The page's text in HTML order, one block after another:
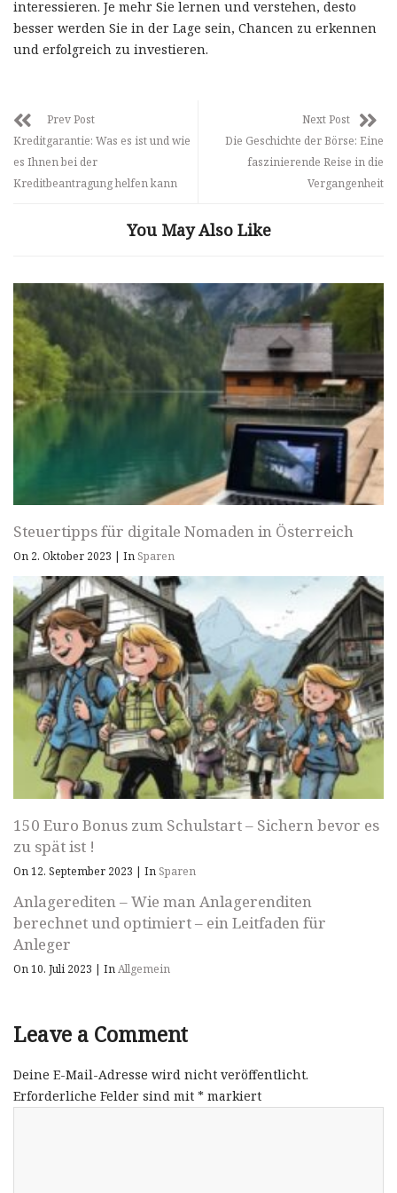
interessieren. Je mehr Sie lernen und verstehen, desto
besser werden Sie in der Lage sein, Chancen zu erkennen
und erfolgreich zu investieren.
Prev Post
Kreditgarantie: Was es ist und wie
es Ihnen bei der
Kreditbeantragung helfen kann
Next Post
Die Geschichte der Börse: Eine
faszinierende Reise in die
Vergangenheit
You May Also Like
Steuertipps für digitale Nomaden in Österreich
On 2. Oktober 2023 | InSparen
150 Euro Bonus zum Schulstart – Sichern bevor es
zu spät ist !
On 12. September 2023 | InSparen
Anlagerediten – Wie man Anlagerenditen
berechnet und optimiert – ein Leitfaden für
Anleger
On 10. Juli 2023 | InAllgemein
Leave a Comment
Deine E-Mail-Adresse wird nicht veröffentlicht.
Erforderliche Felder sind mit * markiert